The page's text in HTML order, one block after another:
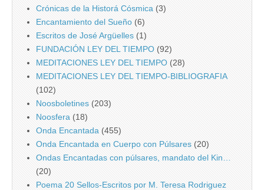
Crónicas de la Historá Cósmica (3)
Encantamiento del Sueño (6)
Escritos de José Argüelles (1)
FUNDACIÓN LEY DEL TIEMPO (92)
MEDITACIONES LEY DEL TIEMPO (28)
MEDITACIONES LEY DEL TIEMPO-BIBLIOGRAFIA
(102)
Noosboletines (203)
Noosfera (18)
Onda Encantada (455)
Onda Encantada en Cuerpo con Púlsares (20)
Ondas Encantadas con púlsares, mandato del Kin…
(20)
Poema 20 Sellos-Escritos por M. Teresa Rodriguez